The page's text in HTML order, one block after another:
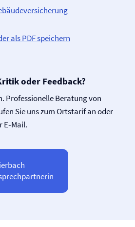
als PDF speichern
oder Feedback?
Professionelle Beratung von
Sie uns zum Ortstarif an oder
E‑Mail.